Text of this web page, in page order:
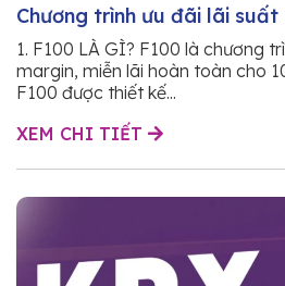
Chương trình ưu đãi lãi suất
1. F100 LÀ GÌ? F100 là chương
margin, miễn lãi hoàn toàn cho
F100 được thiết kế...
XEM CHI TIẾT